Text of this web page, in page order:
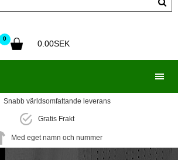
0
0.00SEK
Snabb världsomfattande leverans
Gratis Frakt
Med eget namn och nummer